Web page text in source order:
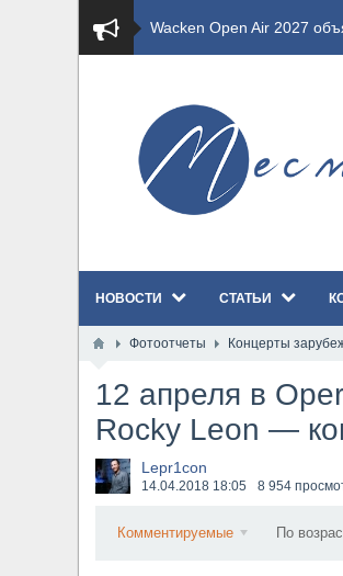
​Wacken Open Air 2027
​Wacken Open Air 2026
GHOST возвращаются на
​Wacken Open Air 2026:
Всероссийский рок-
XANDRIA представили
НОВОСТИ СТАТЬИ
Фотоотчеты Концерты
12 апреля в
Rocky Leon —
Lepr1con
14.04.2018 18:05 8 954
Комментируемые По